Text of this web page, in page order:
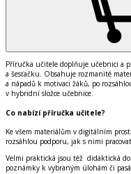
Příručka učitele doplňuje učebnici a
a šesťačku. Obsahuje rozmanité
a nápadů k motivaci žáků, po
v hybridní složce učebnice.
Co nabízí příručka učitele?
Ke všem materiálům v digitálním
rozsáhlou podporu, jak s nimi pracovat
Velmi praktická jsou též didaktická
poznámky k vybraným úlohám či